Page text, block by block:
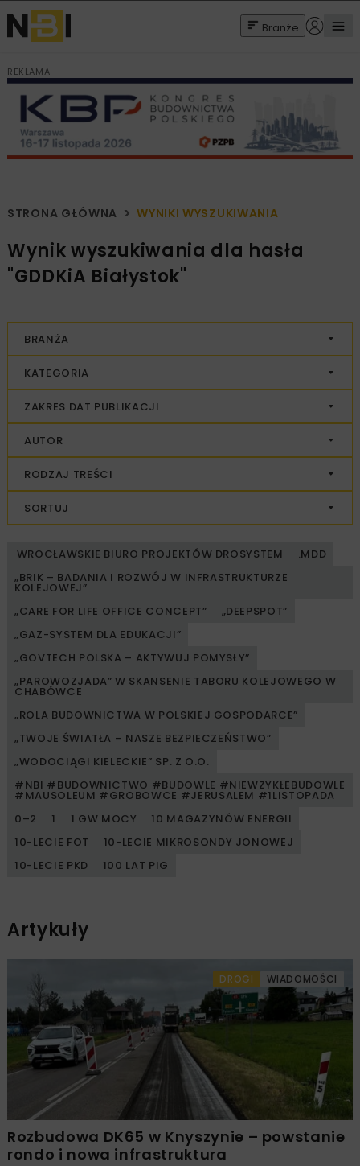
Branże
REKLAMA
STRONA GŁÓWNA WYNIKI WYSZUKIWANIA
Wynik wyszukiwania dla hasła
"GDDKiA Białystok"
BRANŻA
KATEGORIA
ZAKRES DAT PUBLIKACJI
AUTOR
RODZAJ TREŚCI
SORTUJ
WROCŁAWSKIE BIURO PROJEKTÓW DROSYSTEM
.MDD
„BRIK – BADANIA I ROZWÓJ W INFRASTRUKTURZE
KOLEJOWEJ”
„CARE FOR LIFE OFFICE CONCEPT”
„DEEPSPOT”
„GAZ-SYSTEM DLA EDUKACJI”
„GOVTECH POLSKA – AKTYWUJ POMYSŁY”
„PAROWOZJADA” W SKANSENIE TABORU KOLEJOWEGO W
CHABÓWCE
„ROLA BUDOWNICTWA W POLSKIEJ GOSPODARCE”
„TWOJE ŚWIATŁA – NASZE BEZPIECZEŃSTWO”
„WODOCIĄGI KIELECKIE” SP. Z O.O.
#NBI #BUDOWNICTWO #BUDOWLE #NIEWZYKŁEBUDOWLE
#MAUSOLEUM #GROBOWCE #JERUSALEM #1LISTOPADA
0–2
1 1 GW MOCY
10 MAGAZYNÓW ENERGII
10-LECIE FOT
10-LECIE MIKROSONDY JONOWEJ
10-LECIE PKD
100 LAT PIG
Artykuły
DROGI WIADOMOŚCI
Rozbudowa DK65 w Knyszynie – powstanie
rondo i nowa infrastruktura